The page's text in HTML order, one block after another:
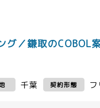
グ／鎌取のCOBOL
千葉 契約形態